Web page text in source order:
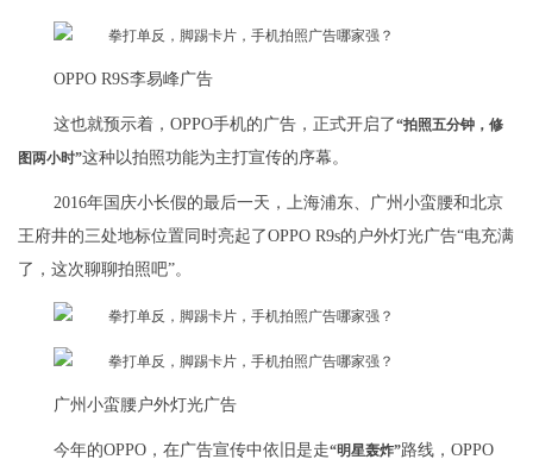
OPPO R9S李易峰广告
这也就预示着，OPPO手机的广告，正式开启了“拍照五分钟，修
图两小时”这种以拍照功能为主打宣传的序幕。
2016年国庆小长假的最后一天，上海浦东、广州小蛮腰和北京
王府井的三处地标位置同时亮起了OPPO R9s的户外灯光广告“电充满
了，这次聊聊拍照吧”。
广州小蛮腰户外灯光广告
今年的OPPO，在广告宣传中依旧是走“明星轰炸”路线，OPPO